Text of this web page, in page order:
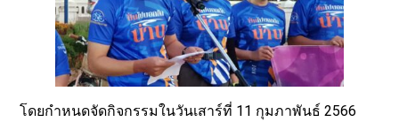
โดยกำหนดจัดกิจกรรมในวันเสาร์ที่ 11 กุมภาพันธ์ 2566